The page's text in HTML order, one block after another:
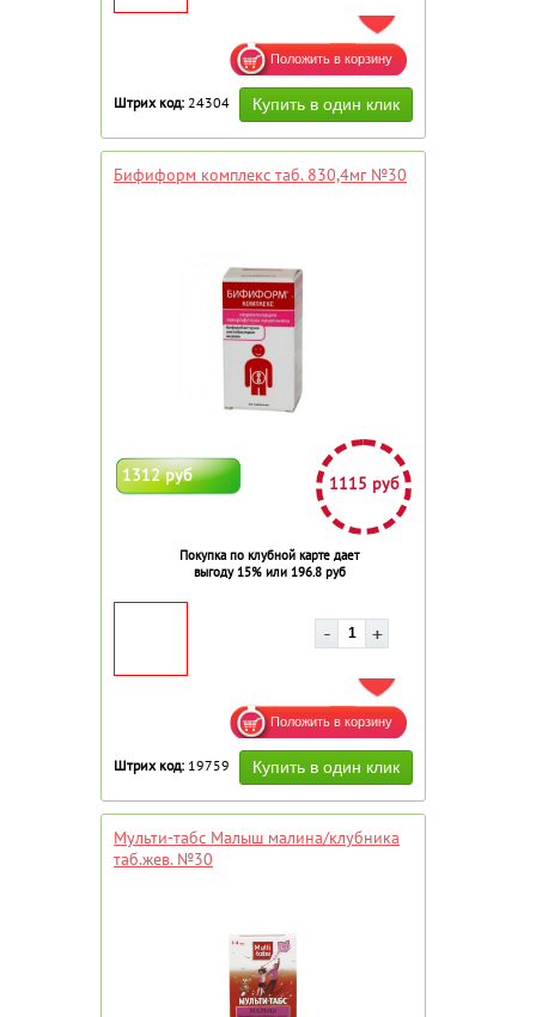
ДОБАВИТЬ В ИЗБРАННОЕ
Штрих код: 24304
Бифиформ комплекс таб. 830,4мг №30
1312 руб 1115 руб
Покупка по клубной карте дает
выгоду 15% или 196.8 руб
ДОБАВИТЬ В ИЗБРАННОЕ
Штрих код: 19759
Мульти-табс Малыш малина/клубника
таб.жев. №30